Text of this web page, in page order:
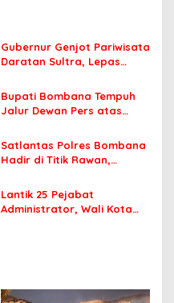
Gubernur Genjot Pariwisata
Daratan Sultra, Lepas
Tiga Kabupaten Unggulan
Bupati Bombana Tempuh
Jalur Dewan Pers atas
Korupsi Jembatan Cirauci II
Satlantas Polres Bombana
Hadir di Titik Rawan,
Sekolah dengan Aman
Lantik 25 Pejabat
Administrator, Wali Kota